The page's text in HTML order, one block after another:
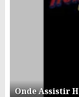
Onde Assistir